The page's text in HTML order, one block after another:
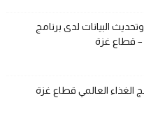
البيانات لدى برنامج
الغذاء العالمي قطاع غزة